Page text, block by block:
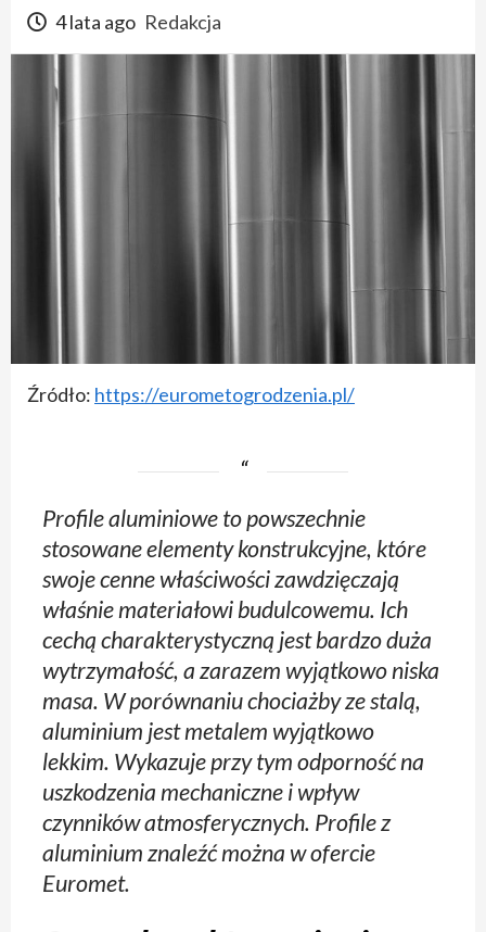
4 lata ago Redakcja
Źródło: https://eurometogrodzenia.pl/
Profile aluminiowe to powszechnie
stosowane elementy konstrukcyjne, które
swoje cenne właściwości zawdzięczają
właśnie materiałowi budulcowemu. Ich
cechą charakterystyczną jest bardzo duża
wytrzymałość, a zarazem wyjątkowo niska
masa. W porównaniu chociażby ze stalą,
aluminium jest metalem wyjątkowo
lekkim. Wykazuje przy tym odporność na
uszkodzenia mechaniczne i wpływ
czynników atmosferycznych. Profile z
aluminium znaleźć można w ofercie
Euromet.